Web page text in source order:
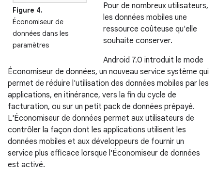
Figure 4.
Économiseur de
données dans les
paramètres
Pour de nombreux utilisateurs,
les données mobiles une
ressource coûteuse qu'elle
souhaite conserver.
Android 7.0 introduit le mode
Économiseur de données, un nouveau service système qui
permet de réduire l'utilisation des données mobiles par les
applications, en itinérance, vers la fin du cycle de
facturation, ou sur un petit pack de données prépayé.
L'Économiseur de données permet aux utilisateurs de
contrôler la façon dont les applications utilisent les
données mobiles et aux développeurs de fournir un
service plus efficace lorsque l'Économiseur de données
est activé.